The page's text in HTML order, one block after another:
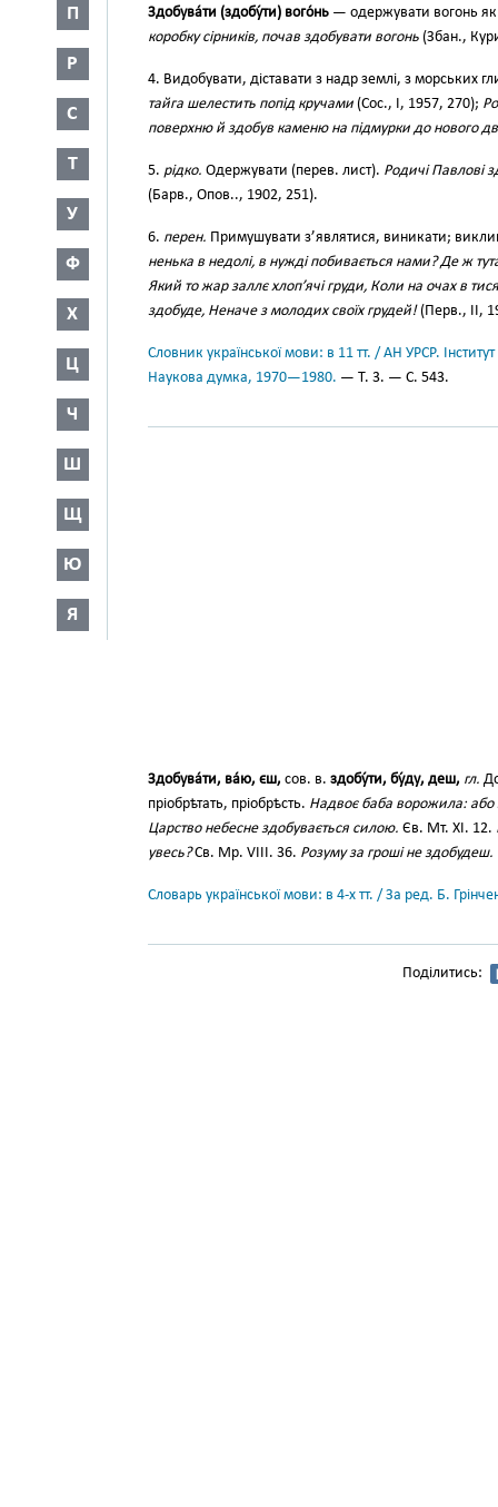
П
Р
С
Т
У
Ф
Х
Ц
Ч
Ш
Щ
Ю
Я
Здобува́ти (здобу́ти) вого́нь — одержувати вогонь
коробку сірників, почав здобувати вогонь (Збан.,
4. Видобувати, діставати з надр землі, з морських
тайга шелестить попід кручами (Сос., І, 1957, 270);
поверхню й здобув каменю на підмурки до нового
5. рідко. Одержувати (перев. лист). Родичі Павлові
(Барв., Опов.., 1902, 251).
6. перен. Примушувати з’являтися, виникати;
ненька в недолі, в нужді побивається нами? Де ж
Який то жар заллє хлоп’ячі груди, Коли на очах в
здобуде, Неначе з молодих своїх грудей!(Перв., II,
Словник української мови: в 11 тт. / АН УРСР.
Наукова думка, 1970—1980. — Т. 3. — С. 543.
Здобува́ти, ва́ю, єш, сов. в. здобу́ти, бу́ду, деш, гл.
пріобрѣтать, пріобрѣсть. Надвоє баба ворожила: або
Царство небесне здобувається силою. Єв. Мт. XI. 12.
увесь?Св. Мр. VIII. 36. Розуму за гроші не здобудеш.
Словарь української мови: в 4-х тт. / За ред. Б.
Поділитись: